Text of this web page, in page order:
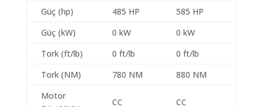
Güç (hp) 485 HP
585 HP
Güç (kW)
0 kW
0 kW
Tork (ft/lb)
0 ft/lb
0 ft/lb
Tork (NM)
780 NM
880 NM
Motor
CC CC